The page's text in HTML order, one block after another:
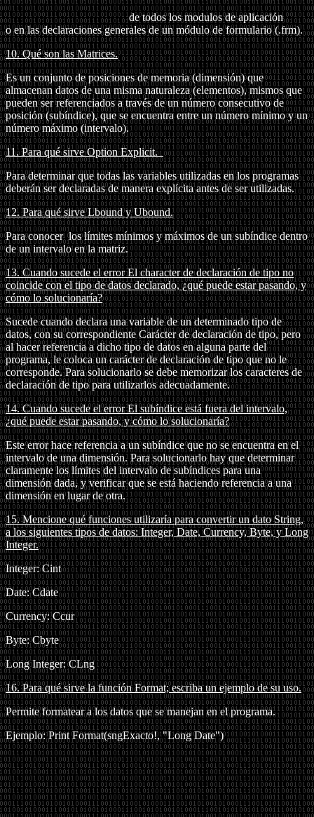
de todos los modulos de aplicación
o en las declaraciones generales de un módulo de formulario (.frm).
10. Qué son las Matrices.
Es un conjunto de posiciones de memoria (dimensión) que
almacenan datos de una misma naturaleza (elementos), mismos que
pueden ser referenciados a través de un número consecutivo de
posición (subíndice), que se encuentra entre un número mínimo y un
número máximo (intervalo).
11. Para qué sirve Option Explicit.
Para determinar que todas las variables utilizadas en los programas
deberán ser declaradas de manera explícita antes de ser utilizadas.
12. Para qué sirve Lbound y Ubound.
Para conocer los límites mínimos y máximos de un subíndice dentro
de un intervalo en la matriz.
13. Cuando sucede el error El character de declaración de tipo no
coincide con el tipo de datos declarado, ¿qué puede estar pasando, y
cómo lo solucionaría?
Sucede cuando declara una variable de un determinado tipo de
datos, con su correspondiente Carácter de declaración de tipo, pero
al hacer referencia a dicho tipo de datos en alguna parte del
programa, le coloca un carácter de declaración de tipo que no le
corresponde. Para solucionarlo se debe memorizar los caracteres de
declaración de tipo para utilizarlos adecuadamente.
14. Cuando sucede el error El subíndice está fuera del intervalo,
¿qué puede estar pasando, y cómo lo solucionaría?
Este error hace referencia a un subíndice que no se encuentra en el
intervalo de una dimensión. Para solucionarlo hay que determinar
claramente los límites del intervalo de subíndices para una
dimensión dada, y verificar que se está haciendo referencia a una
dimensión en lugar de otra.
15. Mencione qué funciones utilizaría para convertir un dato String,
a los siguientes tipos de datos: Integer, Date, Currency, Byte, y Long
Integer.
Integer: Cint
Date: Cdate
Currency: Ccur
Byte: Cbyte
Long Integer: CLng
16. Para qué sirve la función Format; escriba un ejemplo de su uso.
Permite formatear a los datos que se manejan en el programa.
Ejemplo: Print Format(sngExacto!, "Long Date")